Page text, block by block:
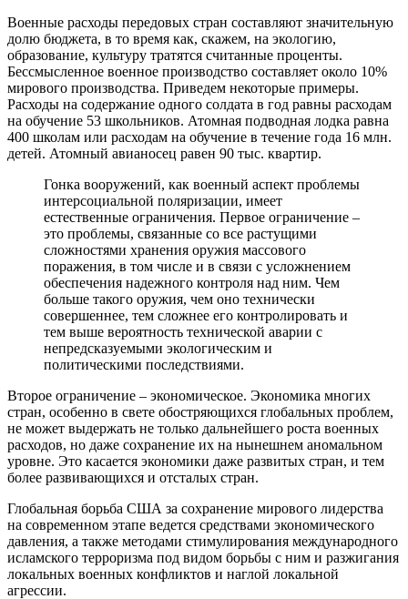
Военные расходы передовых стран составляют значительную
долю бюджета, в то время как, скажем, на экологию,
образование, культуру тратятся считанные проценты.
Бессмысленное военное производство составляет около 10%
мирового производства. Приведем некоторые примеры.
Расходы на содержание одного солдата в год равны расходам
на обучение 53 школьников. Атомная подводная лодка равна
400 школам или расходам на обучение в течение года 16 млн.
детей. Атомный авианосец равен 90 тыс. квартир.
Гонка вооружений, как военный аспект проблемы
интерсоциальной поляризации, имеет
естественные ограничения. Первое ограничение –
это проблемы, связанные со все растущими
сложностями хранения оружия массового
поражения, в том числе и в связи с усложнением
обеспечения надежного контроля над ним. Чем
больше такого оружия, чем оно технически
совершеннее, тем сложнее его контролировать и
тем выше вероятность технической аварии с
непредсказуемыми экологическим и
политическими последствиями.
Второе ограничение – экономическое. Экономика многих
стран, особенно в свете обостряющихся глобальных проблем,
не может выдержать не только дальнейшего роста военных
расходов, но даже сохранение их на нынешнем аномальном
уровне. Это касается экономики даже развитых стран, и тем
более развивающихся и отсталых стран.
Глобальная борьба США за сохранение мирового лидерства
на современном этапе ведется средствами экономического
давления, а также методами стимулирования международного
исламского терроризма под видом борьбы с ним и разжигания
локальных военных конфликтов и наглой локальной
агрессии.